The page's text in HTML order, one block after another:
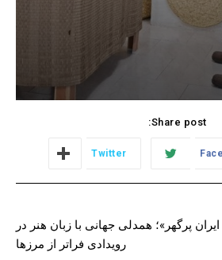
Share post:
Twitter
پرگهر»؛ همدلی جهانی با زبان هنر در
رویدادی فراتر از مرزها